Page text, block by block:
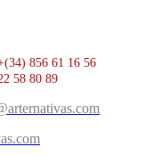
856 61 16 56
58 80 89